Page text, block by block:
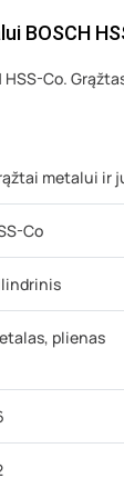
- 0
- 0
Rokiškis
- 0 vienetų
BOSCH
Co.
metalui ir
Co
plienas